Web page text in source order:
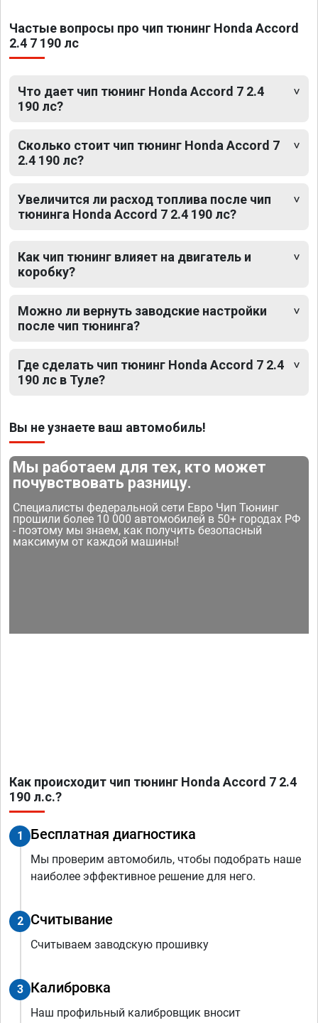
Частые вопросы про чип тюнинг Honda Accord
2.4 7 190 лс
Что дает чип тюнинг Honda Accord 7 2.4
190 лс?
Сколько стоит чип тюнинг Honda Accord 7
2.4 190 лс?
Увеличится ли расход топлива после чип
тюнинга Honda Accord 7 2.4 190 лс?
Как чип тюнинг влияет на двигатель и
коробку?
Можно ли вернуть заводские настройки
после чип тюнинга?
Где сделать чип тюнинг Honda Accord 7 2.4
190 лс в Туле?
Вы не узнаете ваш автомобиль!
Мы работаем для тех, кто может
почувствовать разницу.
Специалисты федеральной сети Евро Чип Тюнинг
прошили более 10 000 автомобилей в 50+ городах РФ
- поэтому мы знаем, как получить безопасный
максимум от каждой машины!
Как происходит чип тюнинг Honda Accord 7 2.4
190 л.с.?
1 Бесплатная диагностика
Мы проверим автомобиль, чтобы подобрать наше
наиболее эффективное решение для него.
2 Считывание
Считываем заводскую прошивку
3 Калибровка
Наш профильный калибровщик вносит